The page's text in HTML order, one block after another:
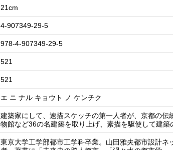
21cm
4-907349-29-5
978-4-907349-29-5
521
521
エ ニ ナル キョウト ノ ケンチク
建築家にして、速描スケッチの第一人者が、京都の
物館など36の名建築を取り上げ、素描を駆使して建築
東京大学工学部都市工学科卒業。山田雅夫都市設計